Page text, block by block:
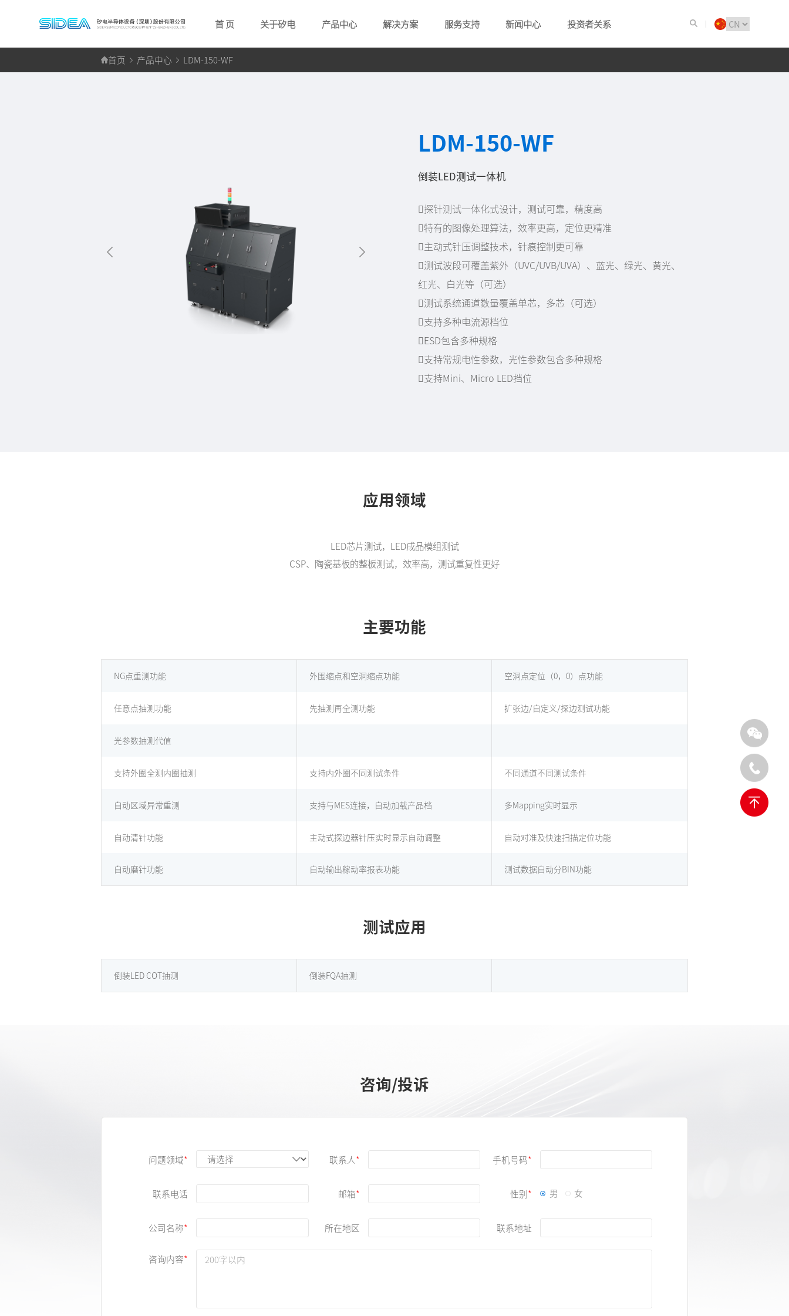
首 页 关于矽电 产品中心 解决方案 服务支持 新闻中心 投资者关系
首页 产品中心 LDM-150-WF
LDM-150-WF
倒装LED测试一体机
探针测试一体化式设计，测试可靠，精度高
特有的图像处理算法，效率更高，定位更精准
主动式针压调整技术，针痕控制更可靠
测试波段可覆盖紫外（UVC/UVB/UVA）、蓝光、绿光、黄光、
红光、白光等（可选）
测试系统通道数量覆盖单芯，多芯（可选）
支持多种电流源档位
ESD包含多种规格
支持常规电性参数，光性参数包含多种规格
支持Mini、Micro LED挡位
应用领域
LED芯片测试，LED成品模组测试
CSP、陶瓷基板的整板测试，效率高，测试重复性更好
主要功能
NG点重测功能 外围缩点和空洞缩点功能 空洞点定位（0，0）点功能
任意点抽测功能 先抽测再全测功能 扩张边/自定义/探边测试功能
光参数抽测代值
支持外圈全测内圈抽测 支持内外圈不同测试条件 不同通道不同测试条件
自动区域异常重测 支持与MES连接，自动加载产品档 多Mapping实时显示
自动清针功能 主动式探边器针压实时显示自动调整 自动对准及快速扫描定位功能
自动磨针功能 自动输出稼动率报表功能 测试数据自动分BIN功能
测试应用
倒装LED COT抽测 倒装FQA抽测
咨询/投诉
问题领域 联系人 手机号码
联系电话 邮箱 性别 男 女
公司名称 所在地区 联系地址
咨询内容